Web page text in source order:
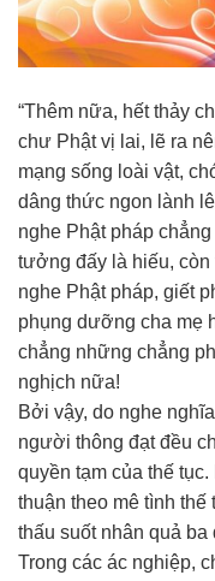
“Thêm nữa, hết thảy
chư Phật vị lai, lẽ ra
mạng sống loài vật,
dâng thức ngon lành
nghe Phật pháp
tưởng đấy là hiếu,
nghe Phật pháp, giết
phụng dưỡng cha mẹ
chẳng những chẳng
nghịch nữa!
Bởi vậy, do nghe
người thông đạt đều
quyền tạm của thế
thuận theo mê tình thế
thấu suốt nhân quả
Trong các ác nghiệp,